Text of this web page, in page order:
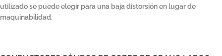
utilizado se puede elegir para una baja distorsión en lugar de
maquinabilidad.